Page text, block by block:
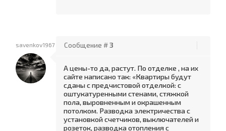
savenkov1967 Сообщение #3
А цены-то да, растут. По отделке , на их
сайте написано так: «Квартиры будут
сданы с предчистовой отделкой: с
оштукатуренными стенами, стяжкой
пола, выровненным и окрашенным
потолком. Разводка электричества с
установкой счетчиков, выключателей и
розеток, разводка отопления с